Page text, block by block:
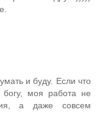
и буду. Если что
моя работа не
а даже совсем